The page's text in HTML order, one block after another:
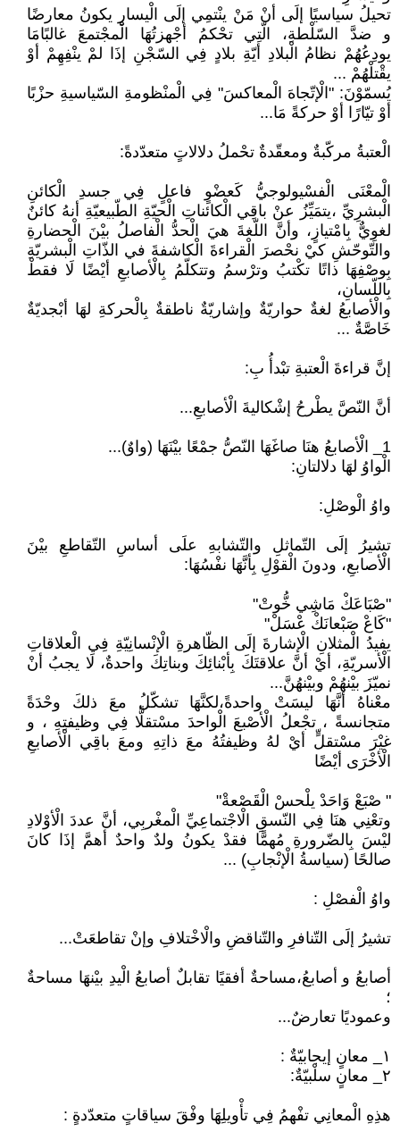
تحيلُ سياسيًا إلَى أنْ مَنْ ينْتمِي إلَى الْيسارِ يكونُ معارضًا
و ضدَّ السّلْطةِ، الّتِي تحْكمُ أجْهزتُهَا الْمجْتمعَ غالبًامَا
يودِعُهُمْ نظامُ الْبلادِ أيّةِ بلادٍ فِي السّجْنِ إذَا لمْ ينْفِهِمْ أوْ
يقْتلْهُمْ ...
يُسمّوْنَ: "الْإتّجاهَ الْمعاكسَ" فِي الْمنْظومةِ السّياسيةِ حزْبًا
أوْ تيّارًا أوْ حركةً مَا...
الْعتبةُ مركّبةٌ ومعقّدةٌ تحْملُ دلالاتٍ متعدّدةً:
الْمعْنَى الْفسْيولوجيُّ كَعضْوٍ فاعلٍ فِي جسدِ الْكائنِ
الْبشرِيِّ ،يتمَيِّزُ عنْ باقِي الْكائناتِ الْحيّةِ الطّبيعيّةِ أنهُ كائنٌ
لغوِيٌّ بِامْتيازٍ، وأنَّ اللّغةَ هيَ الْحدُّ الْفاصلُ بيْنَ الْحضارةِ
والتّوحّشِ كيْ نحْصرَ الْقراءةَ الْكاشفةَ في الذّاتِ الْبشريّةِ
بِوصْفِهَا ذاتًا تكْتبُ وترْسمُ وتتكلّمُ بِالْأصابعِ أيْضًا لَا فقطْ
بِاللّسانِ،
والْأصابعُ لغةٌ حواريّةٌ وإشاريّةٌ ناطقةٌ بِالْحركةِ لهَا أبْجديّةٌ
خَاصَّةٌ ...
إنَّ قراءةَ الْعتبةِ تبْدأُ بِ:
أنَّ النّصَّ يطْرحُ إشْكاليةَ الْأصابعِ...
1_ الْأصابعُ هنَا صاغَهَا النّصُّ جمْعًا بيْنَهَا (واوٌ)...
الْواوُ لهَا دلالتانِ:
واوُ الْوصْلِ:
تشيرُ إلَى التّماثلِ والتّشابهِ علَى أساسِ التّقاطعِ بيْنَ
الْأصابعِ، ودونَ الْقوْلِ بِأنَّهَا نفْسُهَا:
"صْبَاعَكْ مَاشِي خُّوتْ"
"كَاعْ صَبْعانَكْ عْسَلْ"
يفيدُ الْمثلانِ الْإشارةَ إلَى الظّاهرةِ الْإنْسانِيّةِ فِي الْعلاقاتِ
الْأسريّةِ، أيْ أنَّ علاقتَكَ بِأبْنائِكَ وبناتِكَ واحدةٌ، لَا يجبُ أنْ
نميّزَ بيْنهُمْ وبيْنهُنَّ...
معْناهُ أنَّهَا ليسَتْ واحدةً،لكنَّهَا تشكّلُ معَ ذلكَ وحْدَةً
متجانسةً ، تجْعلُ الْأصْبعَ الْواحدَ مسْتقلًّا فِي وظيفتِهِ ، و
غيْرَ مسْتقلٍّ أيْ لهُ وظيفتُهُ معَ ذاتِهِ ومعَ باقِي الْأصابعِ
الْأخْرَى أيْضًا
" صْبَعْ وَاحَدْ يلْحسْ الْقَصْعةْ"
وتعْنِي هنَا فِي النّسقِ الْاجْتماعِيِّ الْمغْربِي، أنَّ عددَ الْأوْلادِ
ليْسَ بِالضّرورةِ مُهمًّا فقدْ يكونُ ولدٌ واحدٌ أهمَّ إذَا كانَ
صالحًا (سياسةُ الْإنْجابِ) ...
واوُ الْفصْلِ :
تشيرُ إلَى التّنافرِ والتّناقضِ والْاخْتلافِ وإنْ تقاطعَتْ...
أصابعُ و أصابعُ،مساحةٌ أفقيًا تقابلٌ أصابعُ الْيدِ بيْنهَا مساحةٌ
؛
وعموديًا تعارضٌ...
١_ معانٍ إيجابيّةٌ :
٢_ معانٍ سلْبيّةٌ:
هذِهِ الْمعانِي تفْهمُ فِي تأْويلِهَا وفْقَ سياقاتٍ متعدّدةٍ :